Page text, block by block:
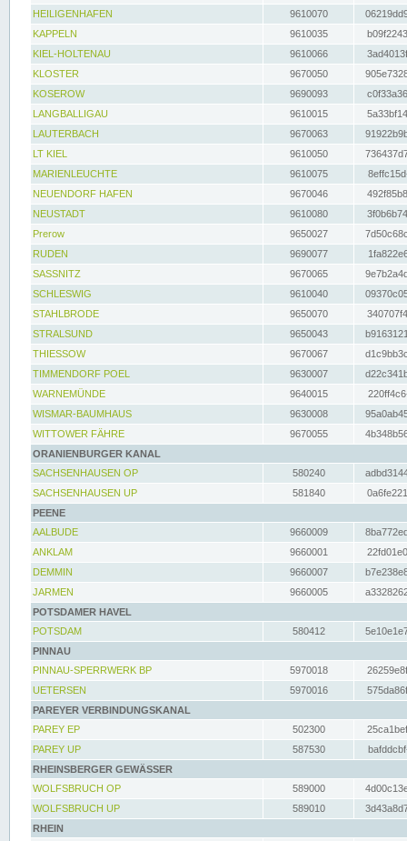
HEILIGENHAFEN
9610070
KAPPELN
9610035
KIEL-HOLTENAU
9610066
KLOSTER
9670050
KOSEROW
9690093
LANGBALLIGAU
9610015
LAUTERBACH
9670063
LT KIEL
9610050
MARIENLEUCHTE
9610075
NEUENDORF HAFEN
9670046
NEUSTADT
9610080
Prerow
9650027
RUDEN
9690077
SASSNITZ
9670065
SCHLESWIG
9610040
STAHLBRODE
9650070
STRALSUND
9650043
THIESSOW
9670067
TIMMENDORF POEL
9630007
WARNEMÜNDE
9640015
WISMAR-BAUMHAUS
9630008
WITTOWER FÄHRE
9670055
ORANIENBURGER KANAL
SACHSENHAUSEN OP
580240
SACHSENHAUSEN UP
581840
PEENE
AALBUDE
9660009
ANKLAM
9660001
DEMMIN
9660007
JARMEN
9660005
POTSDAMER HAVEL
POTSDAM
580412
PINNAU
PINNAU-SPERRWERK BP
5970018
UETERSEN
5970016
PAREYER VERBINDUNGSKANAL
PAREY EP
502300
PAREY UP
587530
RHEINSBERGER GEWÄSSER
WOLFSBRUCH OP
589000
WOLFSBRUCH UP
589010
RHEIN